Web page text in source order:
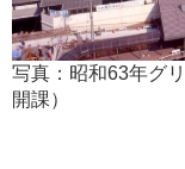
写真：昭和63年グ
開課）